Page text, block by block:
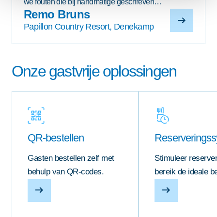
reserveringen vaak ontstonden."
Remo Bruns
Papillon Country Resort, Denekamp
Onze gastvrije oplossingen
QR-bestellen
Gasten bestellen zelf met
behulp van QR-codes.
Stimuleer
bereik de ideale